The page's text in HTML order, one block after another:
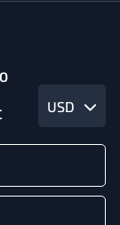
USD